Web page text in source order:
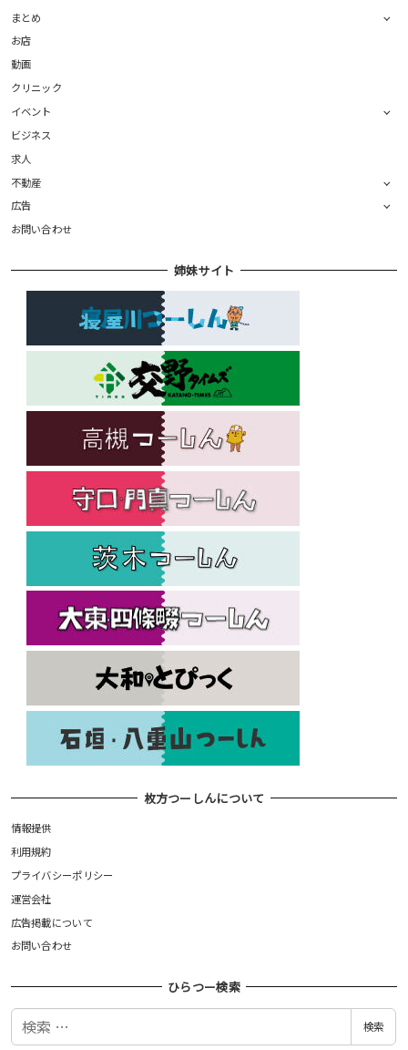
まとめ
お店
動画
クリニック
イベント
ビジネス
求人
不動産
広告
お問い合わせ
姉妹サイト
枚方つーしんについて
情報提供
利用規約
プライバシーポリシー
運営会社
広告掲載について
お問い合わせ
ひらつー検索
検
検索